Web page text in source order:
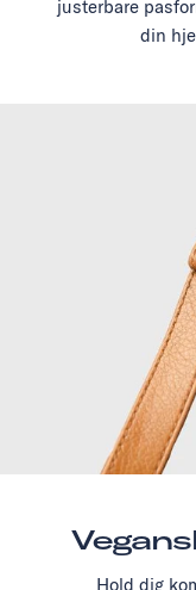
justerbare
din
Hold dig